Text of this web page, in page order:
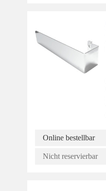
Online bestellbar
Nicht reservierbar